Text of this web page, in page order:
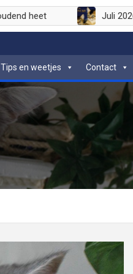
Aanhoudend heet
Tips en weetjes Contact